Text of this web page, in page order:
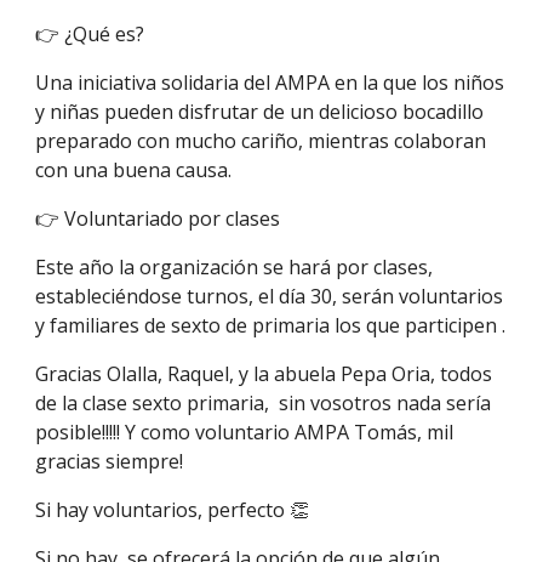
👉 ¿Qué es?
Una iniciativa solidaria del AMPA en la que los niños
y niñas pueden disfrutar de un delicioso bocadillo
preparado con mucho cariño, mientras colaboran
con una buena causa.
👉 Voluntariado por clases
Este año la organización se hará por clases,
estableciéndose turnos, el día 30, serán voluntarios
y familiares de sexto de primaria los que participen .
Gracias Olalla, Raquel, y la abuela Pepa Oria, todos
de la clase sexto primaria, sin vosotros nada sería
posible!!!!! Y como voluntario AMPA Tomás, mil
gracias siempre!
Si hay voluntarios, perfecto 👏